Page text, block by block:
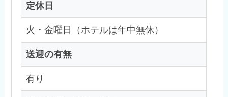
定休日
火・金曜日（ホテルは年中無休）
送迎の有無
有り